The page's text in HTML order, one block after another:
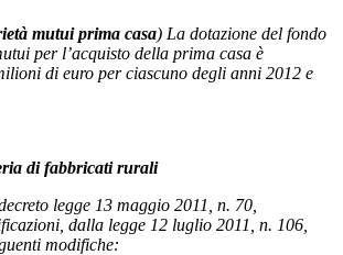
mutui prima casa) La dotazione del fondo
per l’acquisto della prima casa è
di euro per ciascuno degli anni 2012 e
di fabbricati rurali
legge 13 maggio 2011, n. 70,
dalla legge 12 luglio 2011, n. 106,
modifiche: